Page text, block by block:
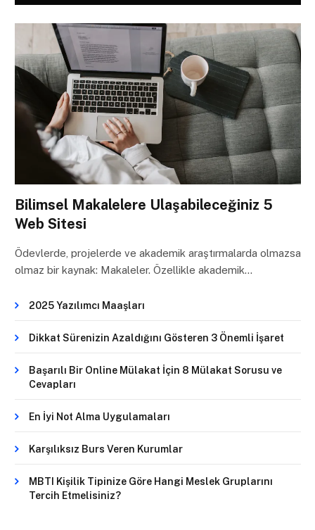
Bilimsel Makalelere Ulaşabileceğiniz 5
Web Sitesi
Ödevlerde, projelerde ve akademik araştırmalarda olmazsa
olmaz bir kaynak: Makaleler. Özellikle akademik…
2025 Yazılımcı Maaşları
Dikkat Sürenizin Azaldığını Gösteren 3 Önemli İşaret
Başarılı Bir Online Mülakat İçin 8 Mülakat Sorusu ve
Cevapları
En İyi Not Alma Uygulamaları
Karşılıksız Burs Veren Kurumlar
MBTI Kişilik Tipinize Göre Hangi Meslek Gruplarını
Tercih Etmelisiniz?